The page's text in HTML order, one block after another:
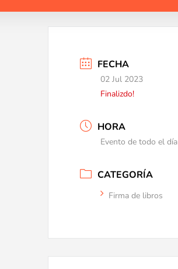
FECHA
02 Jul 2023
Finalizdo!
HORA
Evento de todo el día
CATEGORÍA
Firma de libros